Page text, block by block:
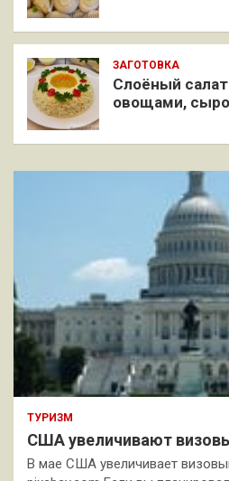
ЗАГОТОВКА
Слоёный
овощами,
ТУРИЗМ
США увеличивают
В мае США увеличивает